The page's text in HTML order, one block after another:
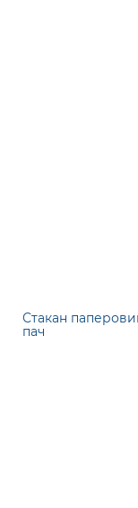
Стакан
пач